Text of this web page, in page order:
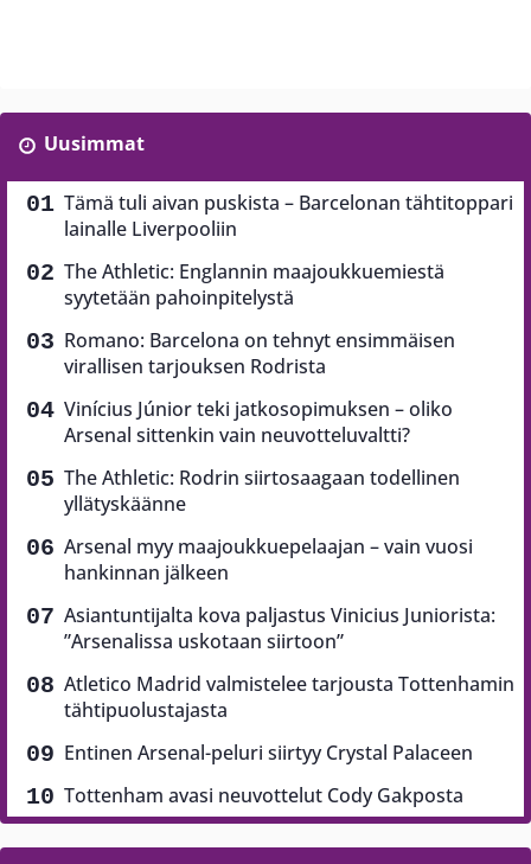
Uusimmat
Tämä tuli aivan puskista – Barcelonan tähtitoppari
lainalle Liverpooliin
The Athletic: Englannin maajoukkuemiestä
syytetään pahoinpitelystä
Romano: Barcelona on tehnyt ensimmäisen
virallisen tarjouksen Rodrista
Vinícius Júnior teki jatkosopimuksen – oliko
Arsenal sittenkin vain neuvotteluvaltti?
The Athletic: Rodrin siirtosaagaan todellinen
yllätyskäänne
Arsenal myy maajoukkuepelaajan – vain vuosi
hankinnan jälkeen
Asiantuntijalta kova paljastus Vinicius Juniorista:
”Arsenalissa uskotaan siirtoon”
Atletico Madrid valmistelee tarjousta Tottenhamin
tähtipuolustajasta
Entinen Arsenal-peluri siirtyy Crystal Palaceen
Tottenham avasi neuvottelut Cody Gakposta